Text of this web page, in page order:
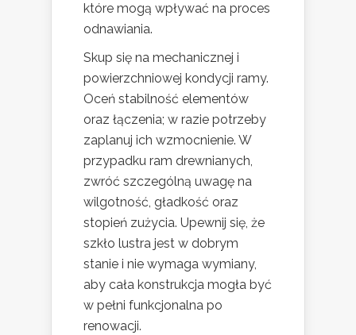
które mogą wpływać na proces
odnawiania.
Skup się na mechanicznej i
powierzchniowej kondycji ramy.
Oceń stabilność elementów
oraz łączenia; w razie potrzeby
zaplanuj ich wzmocnienie. W
przypadku ram drewnianych,
zwróć szczególną uwagę na
wilgotność, gładkość oraz
stopień zużycia. Upewnij się, że
szkło lustra jest w dobrym
stanie i nie wymaga wymiany,
aby cała konstrukcja mogła być
w pełni funkcjonalna po
renowacji.